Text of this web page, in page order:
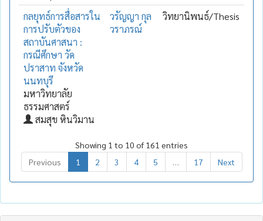
กลยุทธ์การสื่อสารใน
การปรับตัวของ
สถาบันศาสนา :
กรณีศึกษา วัด
ปราสาท จังหวัด
นนทบุรี
มหาวิทยาลัย
ธรรมศาสตร์
สมสุข หินวิมาน
วรัญญา กุล
วราภรณ์
วิทยานิพนธ์/Thesis
Showing 1 to 10 of 161 entries
Previous
1 2 3 4 5 17 Next